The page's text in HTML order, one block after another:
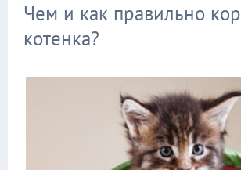
Чем и как правильно
котенка?